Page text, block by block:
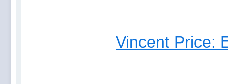
Vincent Price: